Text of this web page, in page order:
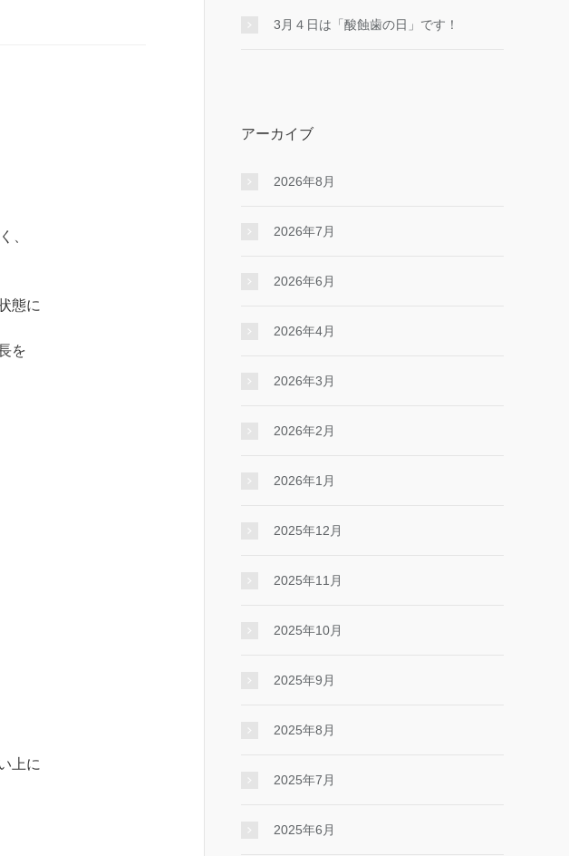
、
態に
を
上に
3月４日は「酸蝕歯の日」です！
アーカイブ
2026年8月
2026年7月
2026年6月
2026年4月
2026年3月
2026年2月
2026年1月
2025年12月
2025年11月
2025年10月
2025年9月
2025年8月
2025年7月
2025年6月